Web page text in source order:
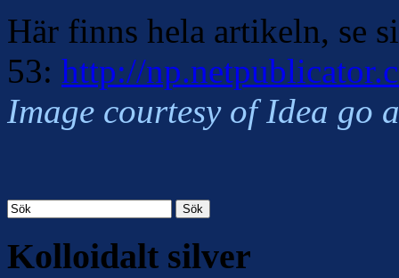
Här finns hela artikeln, se
53: http://
Image courtesy of Idea go
Sök
Kolloidalt silver